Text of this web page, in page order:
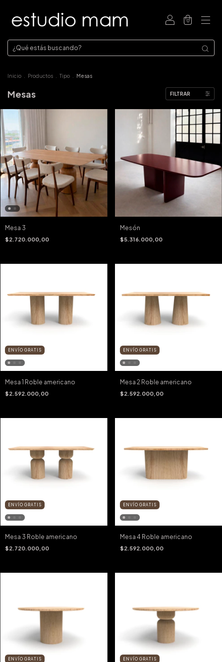
0
Inicio Productos Tipo Mesas
Mesas FILTRAR
Mesa 3
$2.720.000,00
Mesón
$5.316.000,00
ENVÍO GRATIS
Mesa 1 Roble americano
$2.592.000,00
ENVÍO GRATIS
Mesa 2 Roble americano
$2.592.000,00
ENVÍO GRATIS
Mesa 3 Roble americano
$2.720.000,00
ENVÍO GRATIS
Mesa 4 Roble americano
$2.592.000,00
ENVÍO GRATIS ENVÍO GRATIS